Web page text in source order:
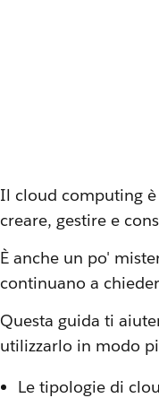
Il cloud computing
creare, gestire e
È anche un po'
continuano a
Questa guida ti
utilizzarlo in modo
Le tipologie di